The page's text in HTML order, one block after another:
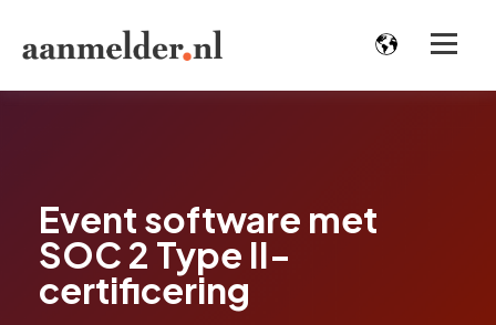
Event software met
SOC 2 Type II-
certificering